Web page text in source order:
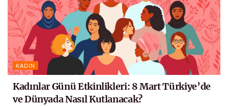
KADIN
Kadınlar Günü Etkinlikleri: 8 Mart Türkiye’de
ve Dünyada Nasıl Kutlanacak?